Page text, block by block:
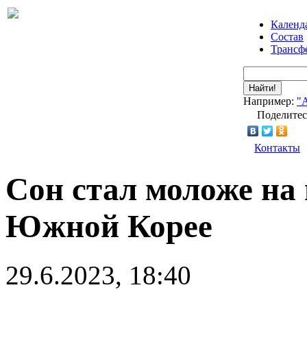
Состав
Найти!
Например:
Контакты
Сон стал моложе
Южной Корее
29.6.2023, 18:40